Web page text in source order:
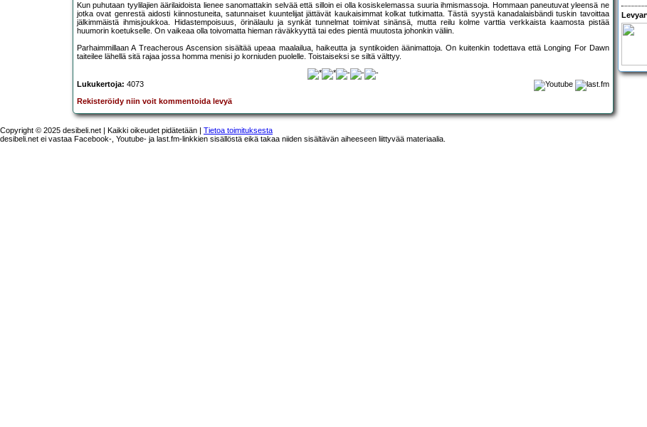
Kun puhutaan tyylilajien äärilaidoista lienee sanomattakin selvää että silloin ei olla kosiskelemassa suuria ihmismassoja. Hommaan paneutuvat yleensä ne
jotka ovat genrestä aidosti kiinnostuneita, satunnaiset kuuntelijat jättävät kaukaisimmat kolkat tutkimatta. Tästä syystä kanadalaisbändi tuskin tavoittaa
jälkimmäistä ihmisjoukkoa. Hidastempoisuus, örinälaulu ja synkät tunnelmat toimivat sinänsä, mutta reilu kolme varttia verkkaista kaamosta pistää
huumorin koetukselle. On vaikeaa olla toivomatta hieman räväkkyyttä tai edes pientä muutosta johonkin väliin.
Parhaimmillaan A Treacherous Ascension sisältää upeaa maalailua, haikeutta ja syntikoiden äänimattoja. On kuitenkin todettava että Longing For Dawn
taiteilee lähellä sitä rajaa jossa homma menisi jo korniuden puolelle. Toistaiseksi se siltä välttyy.
Lukukertoja: 4073
Rekisteröidy niin voit kommentoida levyä
Copyright © 2025 desibeli.net | Kaikki oikeudet pidätetään | Tietoa toimituksesta
desibeli.net ei vastaa Facebook-, Youtube- ja last.fm-linkkien sisällöstä eikä takaa niiden sisältävän aiheeseen liittyvää materiaalia.